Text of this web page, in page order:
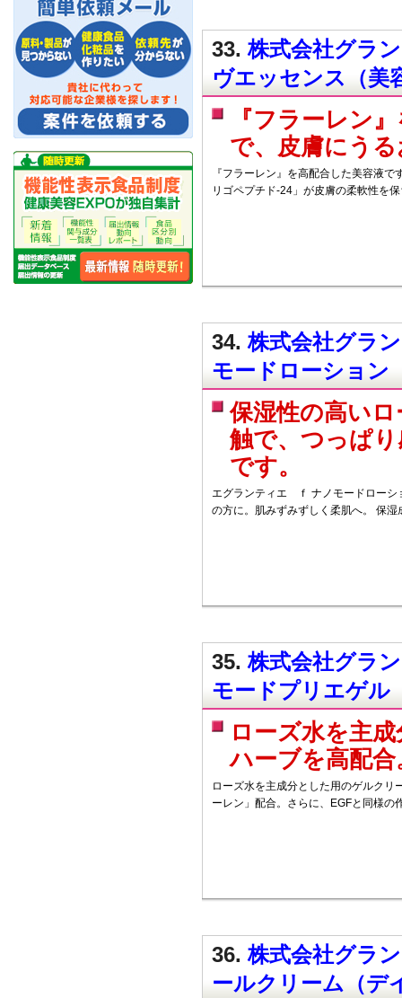
33.株式会社グラ
ヴエッセンス（美
『フラーレン
で、皮膚にう
『フラーレン』を高配合した美容液
リゴペプチド-24」が皮膚の柔軟性を
34.株式会社グラ
モードローション
保湿性の高い
触で、つっぱ
です。
エグランティエ ｆ ナノモードローシ
の方に。肌みずみずしく柔肌へ。 保湿
35.株式会社グラ
モードプリエゲル
ローズ水を主
ハーブを高配
ローズ水を主成分とした用のゲルクリ
ーレン」配合。さらに、EGFと同様の
36.株式会社グラ
ールクリーム（デ